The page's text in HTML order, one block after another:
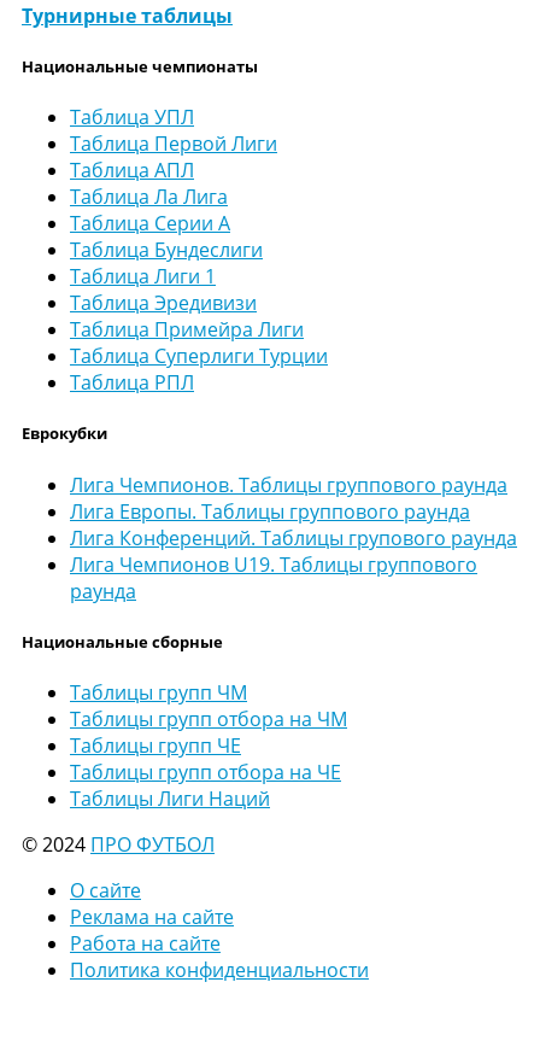
Турнирные таблицы
Национальные чемпионаты
Таблица УПЛ
Таблица Первой Лиги
Таблица АПЛ
Таблица Ла Лига
Таблица Серии А
Таблица Бундеслиги
Таблица Лиги 1
Таблица Эредивизи
Таблица Примейра Лиги
Таблица Суперлиги Турции
Таблица РПЛ
Еврокубки
Лига Чемпионов. Таблицы группового раунда
Лига Европы. Таблицы группового раунда
Лига Конференций. Таблицы групового раунда
Лига Чемпионов U19. Таблицы группового
раунда
Национальные сборные
Таблицы групп ЧМ
Таблицы групп отбора на ЧМ
Таблицы групп ЧЕ
Таблицы групп отбора на ЧЕ
Таблицы Лиги Наций
© 2024 ПРО ФУТБОЛ
О сайте
Реклама на сайте
Работа на сайте
Политика конфиденциальности